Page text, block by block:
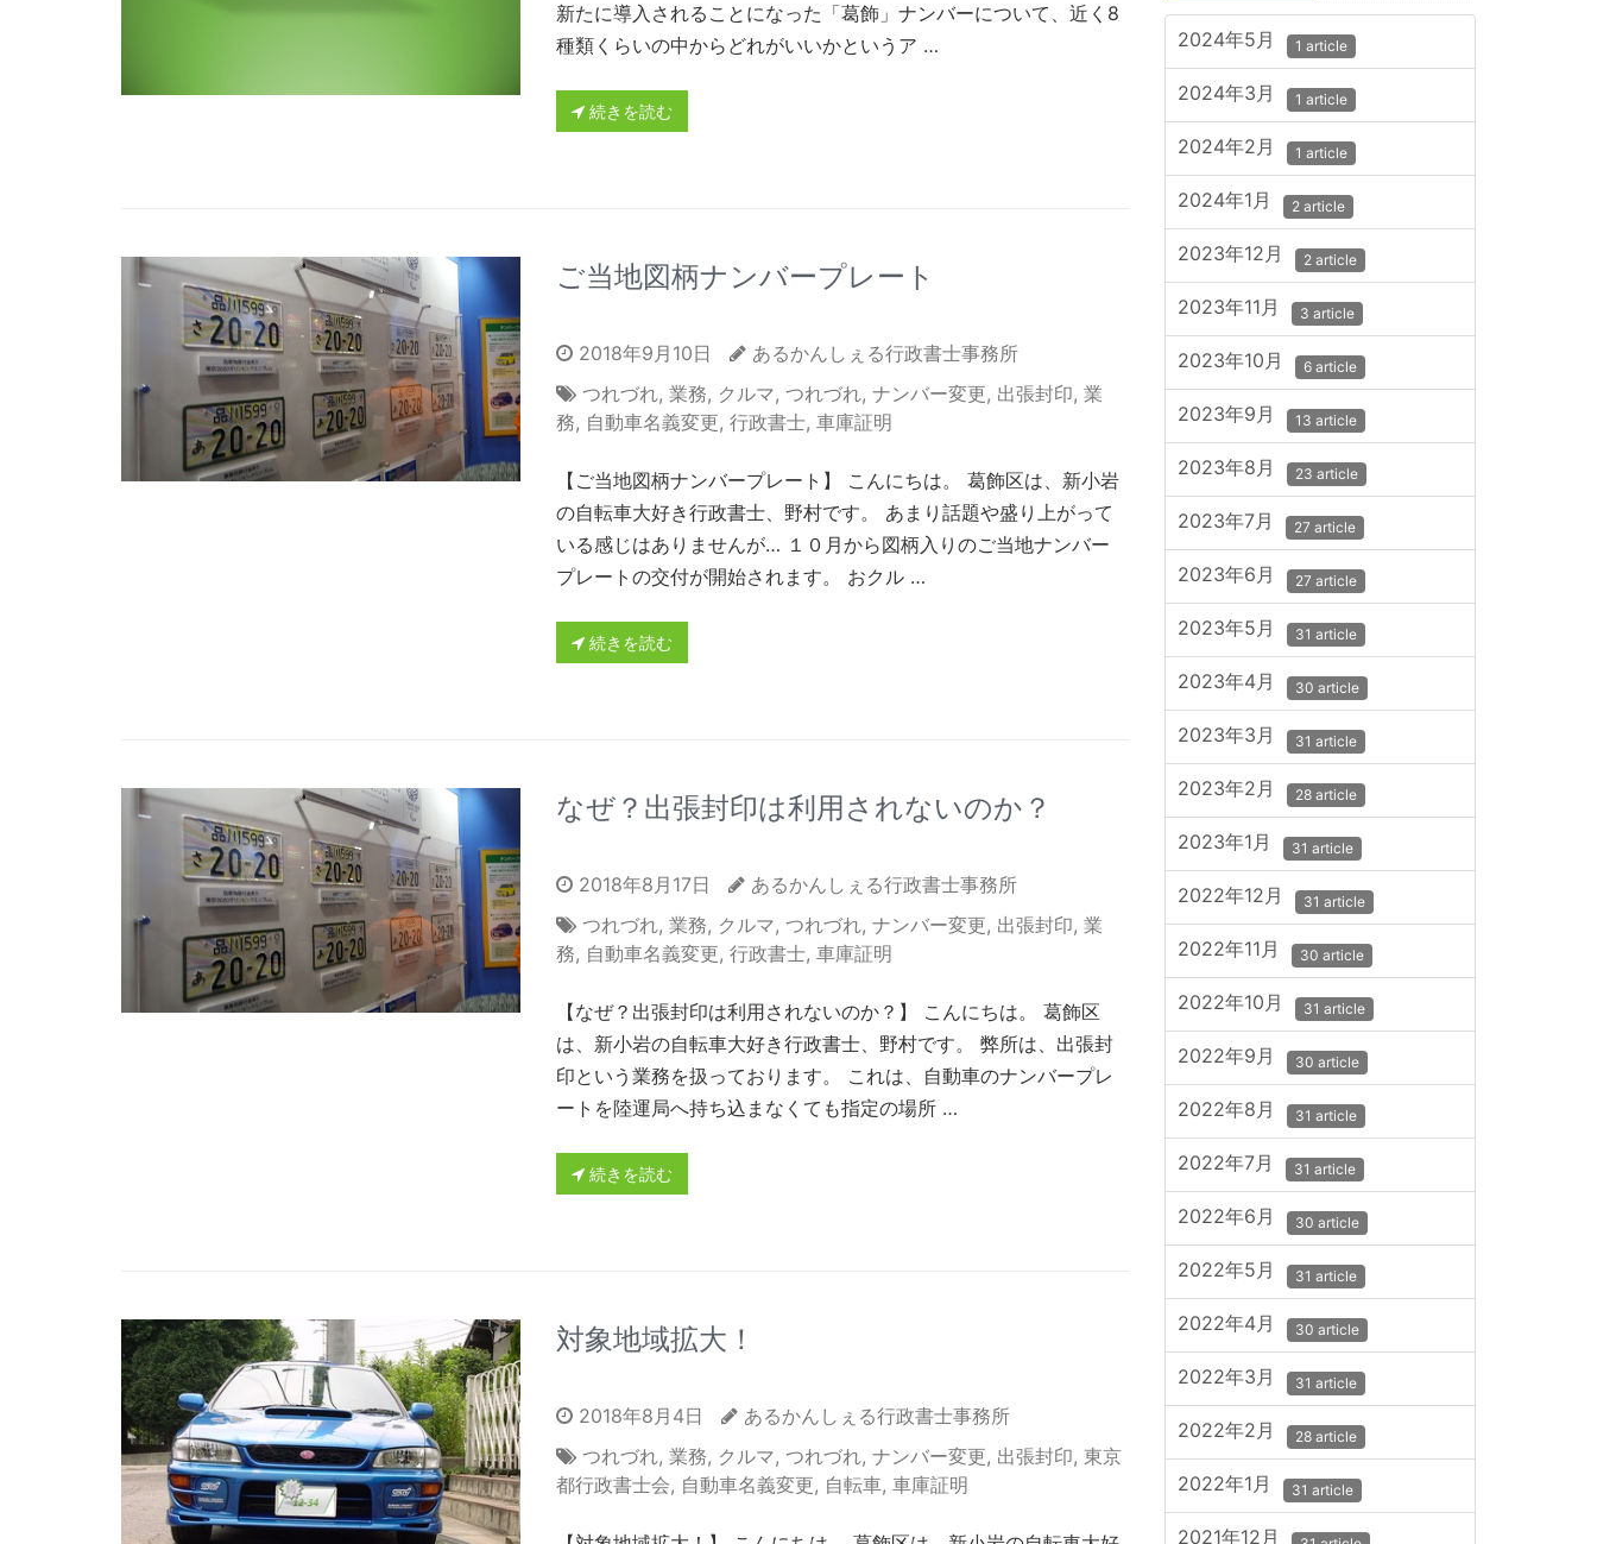
新たに導入されることになった「葛飾」ナンバーについて、近く8
種類くらいの中からどれがいいかというア …
続きを読む
ご当地図柄ナンバープレート
2018年9月10日
あるかんしぇる行政書士事務所
つれづれ, 業務, クルマ, つれづれ, ナンバー変更, 出張封印, 業
務, 自動車名義変更, 行政書士, 車庫証明
【ご当地図柄ナンバープレート】 こんにちは。 葛飾区は、新小岩
の自転車大好き行政書士、野村です。 あまり話題や盛り上がって
いる感じはありませんが… １０月から図柄入りのご当地ナンバー
プレートの交付が開始されます。 おクル …
続きを読む
なぜ？出張封印は利用されないのか？
2018年8月17日
あるかんしぇる行政書士事務所
つれづれ, 業務, クルマ, つれづれ, ナンバー変更, 出張封印, 業
務, 自動車名義変更, 行政書士, 車庫証明
【なぜ？出張封印は利用されないのか？】 こんにちは。 葛飾区
は、新小岩の自転車大好き行政書士、野村です。 弊所は、出張封
印という業務を扱っております。 これは、自動車のナンバープレ
ートを陸運局へ持ち込まなくても指定の場所 …
続きを読む
対象地域拡大！
2018年8月4日
あるかんしぇる行政書士事務所
つれづれ, 業務, クルマ, つれづれ, ナンバー変更, 出張封印, 東京
都行政書士会, 自動車名義変更, 自転車, 車庫証明
2024年5月 1 article
2024年3月 1 article
2024年2月 1 article
2024年1月 2 article
2023年12月 2 article
2023年11月 3 article
2023年10月 6 article
2023年9月 13 article
2023年8月 23 article
2023年7月 27 article
2023年6月 27 article
2023年5月 31 article
2023年4月 30 article
2023年3月 31 article
2023年2月 28 article
2023年1月 31 article
2022年12月 31 article
2022年11月 30 article
2022年10月 31 article
2022年9月 30 article
2022年8月 31 article
2022年7月 31 article
2022年6月 30 article
2022年5月 31 article
2022年4月 30 article
2022年3月 31 article
2022年2月 28 article
2022年1月 31 article
2021年12月